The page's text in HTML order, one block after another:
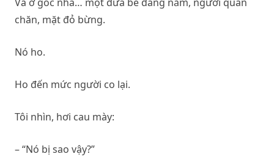
chăn, mặt đỏ bừng.
Nó ho.
Ho đến mức người co lại.
Tôi nhìn, hơi cau mày:
– “Nó bị sao vậy?”